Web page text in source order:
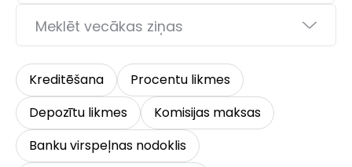
Kreditēšana
Procentu likmes
Depozītu likmes
Komisijas maksas
Banku virspeļnas nodoklis